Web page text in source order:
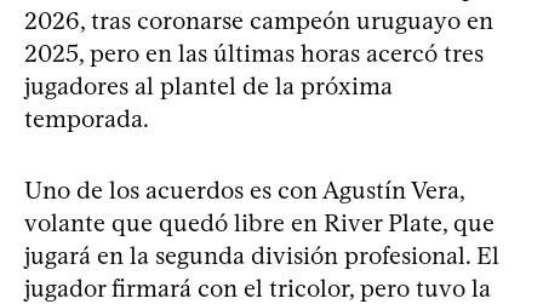
2026, tras coronarse campeón uruguayo en
2025, pero en las últimas horas acercó tres
jugadores al plantel de la próxima
temporada.
Uno de los acuerdos es con Agustín Vera,
volante que quedó libre en River Plate, que
jugará en la segunda división profesional. El
jugador firmará con el tricolor, pero tuvo la